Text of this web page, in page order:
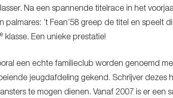
Na een spannende titelrace in het
palmares: ’t Fean’58 greep de titel en
e klasse. Een unieke prestatie!
een echte familieclub worden genoemd
jeugdafdeling gekend. Schrijver dezes
te mogen dienen. Vanaf 2007 is er een